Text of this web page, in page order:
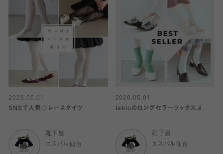
2026.05.01
SNSで人気♡レースタイツ
靴下屋
エスパル仙台
2026.05.01
tabioのロングセラーソックス🧦
靴下屋
エスパル仙台